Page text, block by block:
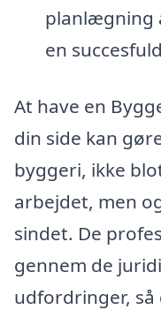
planlægning
en
At have en
din side kan
byggeri, ikke
arbejdet, men
sindet. De
gennem de
udfordringer, så